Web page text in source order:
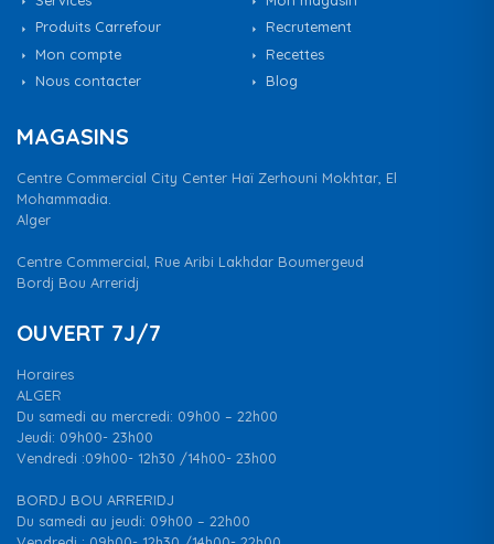
Produits Carrefour
Recrutement
Mon compte
Recettes
Nous contacter
Blog
MAGASINS
Centre Commercial City Center Haï Zerhouni Mokhtar, El
Mohammadia.
Alger
Centre Commercial, Rue Aribi Lakhdar Boumergeud
Bordj Bou Arreridj
OUVERT 7J/7
Horaires
ALGER
Du samedi au mercredi: 09h00 – 22h00
Jeudi: 09h00- 23h00
Vendredi :09h00- 12h30 /14h00- 23h00
BORDJ BOU ARRERIDJ
Du samedi au jeudi: 09h00 – 22h00